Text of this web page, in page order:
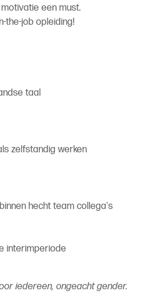
een must.
the-job opleiding!
taal
zelfstandig werken
hecht team collega's
interimperiode
iedereen, ongeacht gender.